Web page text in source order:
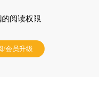
阅读权限
/会员升级